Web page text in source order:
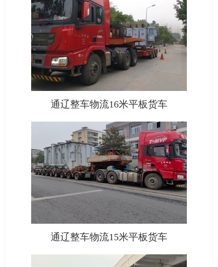
通辽整车物流16米平板货车
通辽整车物流15米平板货车